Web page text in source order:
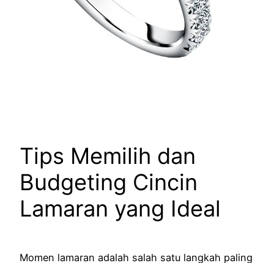
Tips Memilih dan
Budgeting Cincin
Lamaran yang Ideal
Momen lamaran adalah salah satu langkah paling